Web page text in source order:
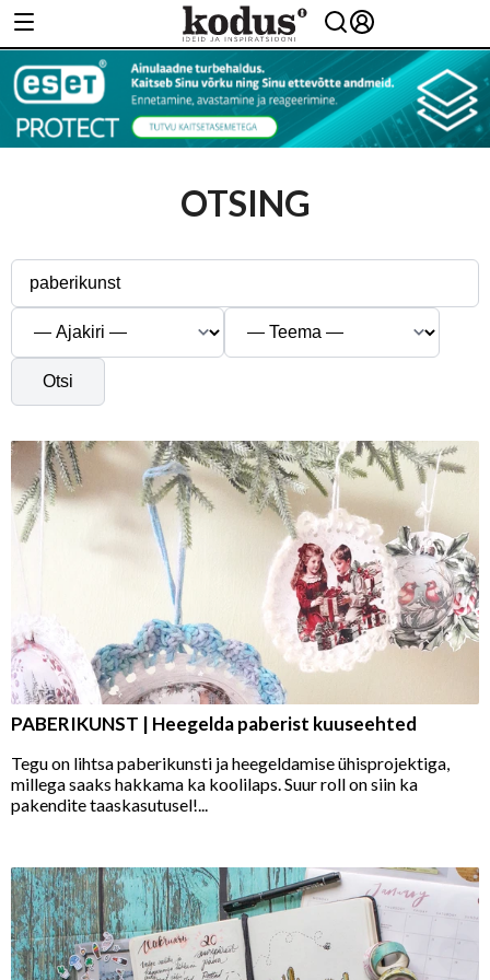
OTSING
Otsi
PABERIKUNST | Heegelda paberist kuuseehted
Tegu on lihtsa paberikunsti ja heegeldamise ühisprojektiga,
millega saaks hakkama ka koolilaps. Suur roll on siin ka
pakendite taaskasutusel!...